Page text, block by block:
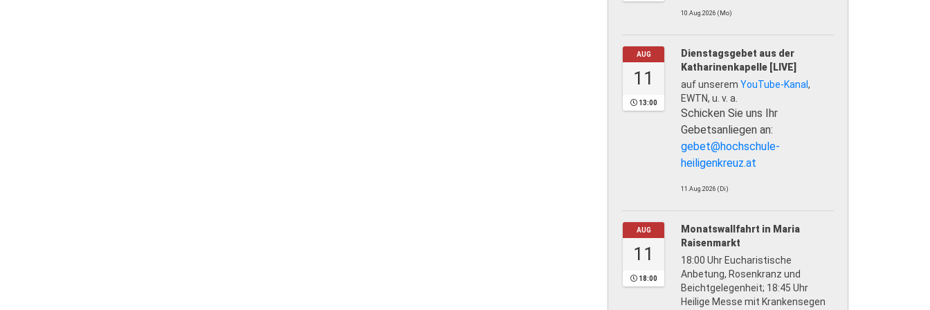
10.Aug.2026 (Mo)
AUG
11
13:00
Dienstagsgebet aus der
Katharinenkapelle [LIVE]
auf unserem YouTube-Kanal ,
EWTN, u. v. a.
Schicken Sie uns Ihr
Gebetsanliegen an:
gebet@hochschule-
heiligenkreuz.at
11.Aug.2026 (Di)
AUG
11
18:00
Monatswallfahrt in Maria
Raisenmarkt
18:00 Uhr Eucharistische
Anbetung, Rosenkranz und
Beichtgelegenheit; 18:45 Uhr
Heilige Messe mit Krankensegen